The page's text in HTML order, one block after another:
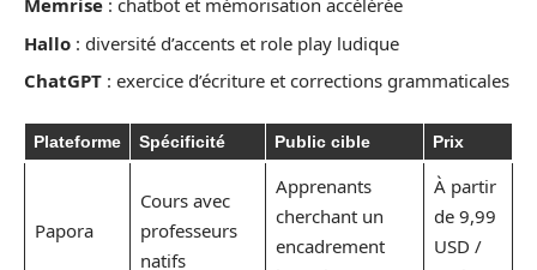
Memrise : chatbot et mémorisation accélérée
Hallo : diversité d’accents et role play ludique
ChatGPT : exercice d’écriture et corrections grammaticales
Plateforme Spécificité Public cible Prix
Papora
Cours avec
professeurs
natifs
Apprenants
cherchant un
encadrement
À partir
de 9,99
USD /